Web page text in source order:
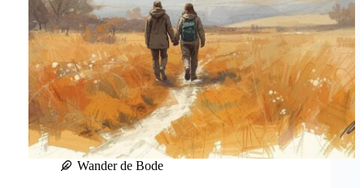
Wander de Bode